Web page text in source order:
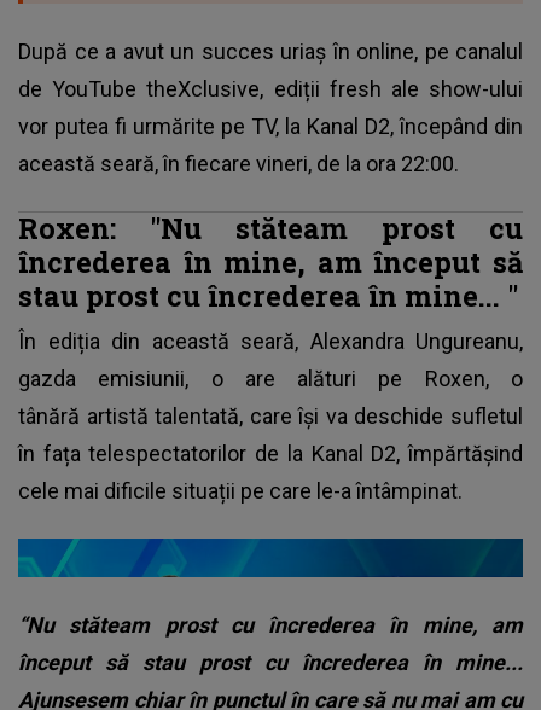
După ce a avut un succes uriaș în online, pe canalul
de YouTube theXclusive, ediții fresh ale show-ului
vor putea fi urmărite pe TV, la Kanal D2, începând din
această seară, în fiecare vineri, de la ora 22:00.
Roxen: "Nu stăteam prost cu
încrederea în mine, am început să
stau prost cu încrederea în mine... "
În ediția din această seară, Alexandra Ungureanu,
gazda emisiunii, o are alături pe Roxen, o
tânără artistă talentată, care își va deschide sufletul
în fața telespectatorilor de la Kanal D2, împărtășind
cele mai dificile situații pe care le-a întâmpinat.
“Nu stăteam prost cu încrederea în mine, am
început să stau prost cu încrederea în mine...
Ajunsesem chiar în punctul în care să nu mai am cu